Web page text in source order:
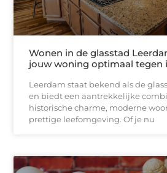
Wonen in de glasstad
jouw woning optimaal tegen
Leerdam staat bekend als de
en biedt een aantrekkelijke
historische charme, moderne
prettige leefomgeving. Of je nu